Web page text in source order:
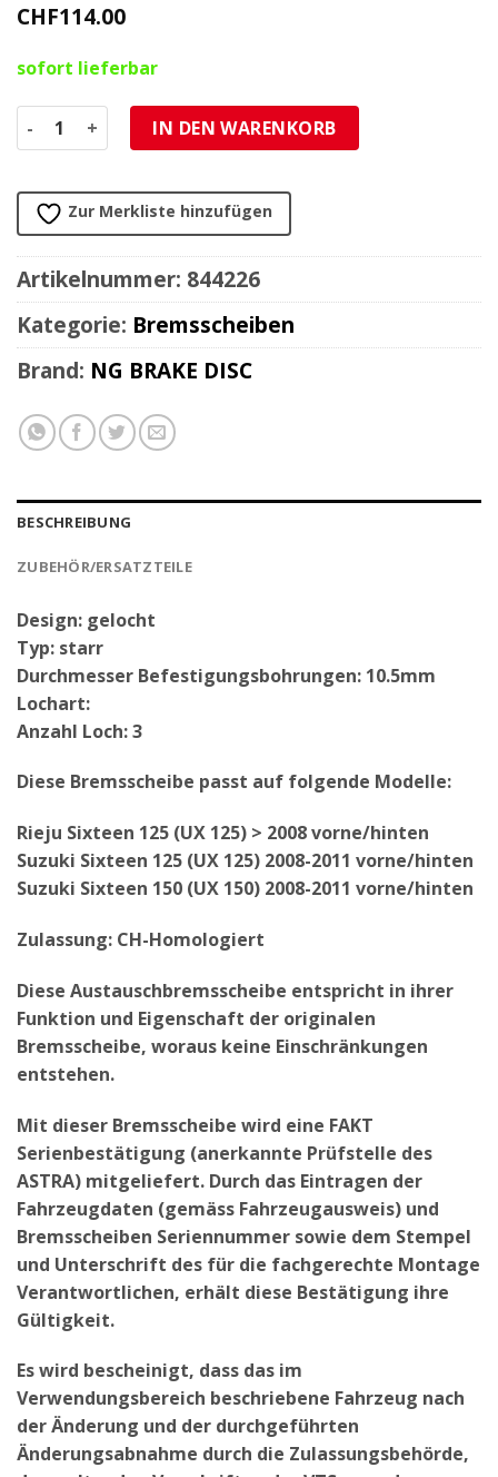
CHF114.00
sofort lieferbar
Bremsscheibe NG Brake Disc 220/89/4mm (3 Loch) Menge
IN DEN WARENKORB
Zur Merkliste hinzufügen
Artikelnummer: 844226
Kategorie: Bremsscheiben
Brand: NG BRAKE DISC
BESCHREIBUNG
ZUBEHÖR/ERSATZTEILE
Design: gelocht
Typ: starr
Durchmesser Befestigungsbohrungen: 10.5mm
Lochart:
Anzahl Loch: 3
Diese Bremsscheibe passt auf folgende Modelle:
Rieju Sixteen 125 (UX 125) > 2008 vorne/hinten
Suzuki Sixteen 125 (UX 125) 2008-2011 vorne/hinten
Suzuki Sixteen 150 (UX 150) 2008-2011 vorne/hinten
Zulassung: CH-Homologiert
Diese Austauschbremsscheibe entspricht in ihrer
Funktion und Eigenschaft der originalen
Bremsscheibe, woraus keine Einschränkungen
entstehen.
Mit dieser Bremsscheibe wird eine FAKT
Serienbestätigung (anerkannte Prüfstelle des
ASTRA) mitgeliefert. Durch das Eintragen der
Fahrzeugdaten (gemäss Fahrzeugausweis) und
Bremsscheiben Seriennummer sowie dem Stempel
und Unterschrift des für die fachgerechte Montage
Verantwortlichen, erhält diese Bestätigung ihre
Gültigkeit.
Es wird bescheinigt, dass das im
Verwendungsbereich beschriebene Fahrzeug nach
der Änderung und der durchgeführten
Änderungsabnahme durch die Zulassungsbehörde,